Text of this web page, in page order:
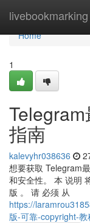
livebookmarking
Home
Home
1
指南
kalevyhr038636
想要获取 Telegram
和安全性。 本 说明
版 。 请 必须 从
https://
版-可靠-copyright-教